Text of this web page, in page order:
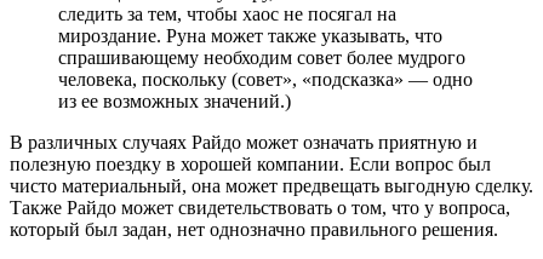
следить за тем, чтобы хаос не посягал на
мироздание. Руна может также указывать, что
спрашивающему необходим совет более мудрого
человека, поскольку (совет», «подсказка» — одно
из ее возможных значений.)
В различных случаях Райдо может означать приятную и
полезную поездку в хорошей компании. Если вопрос был
чисто материальный, она может предвещать выгодную сделку.
Также Райдо может свидетельствовать о том, что у вопроса,
который был задан, нет однозначно правильного решения.